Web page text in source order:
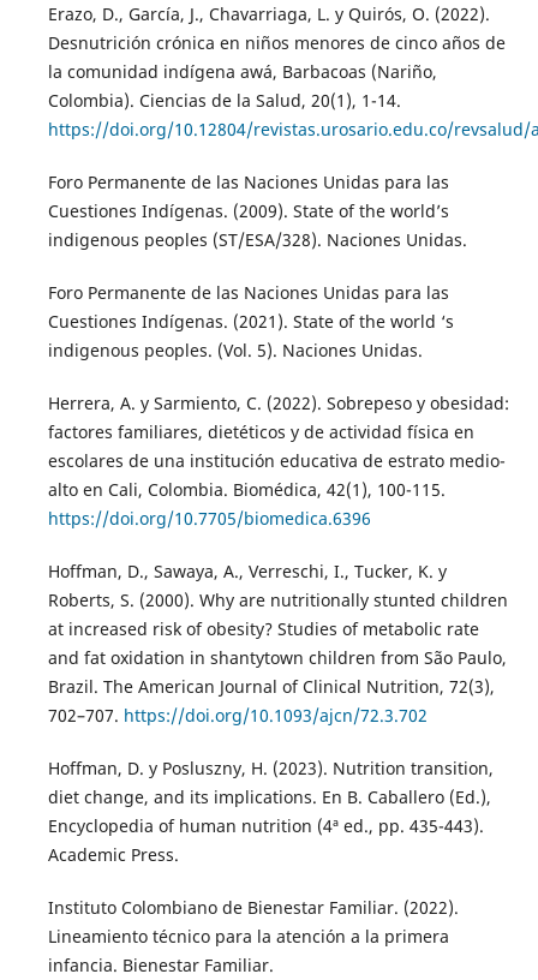
Erazo, D., García, J., Chavarriaga, L. y Quirós, O. (2022).
Desnutrición crónica en niños menores de cinco años de
la comunidad indígena awá, Barbacoas (Nariño,
Colombia). Ciencias de la Salud, 20(1), 1-14.
https://doi.org/10.12804/revistas.urosario.edu.co/revsalud/
Foro Permanente de las Naciones Unidas para las
Cuestiones Indígenas. (2009). State of the world’s
indigenous peoples (ST/ESA/328). Naciones Unidas.
Foro Permanente de las Naciones Unidas para las
Cuestiones Indígenas. (2021). State of the world ‘s
indigenous peoples. (Vol. 5). Naciones Unidas.
Herrera, A. y Sarmiento, C. (2022). Sobrepeso y obesidad:
factores familiares, dietéticos y de actividad física en
escolares de una institución educativa de estrato medio-
alto en Cali, Colombia. Biomédica, 42(1), 100-115.
https://doi.org/10.7705/biomedica.6396
Hoffman, D., Sawaya, A., Verreschi, I., Tucker, K. y
Roberts, S. (2000). Why are nutritionally stunted children
at increased risk of obesity? Studies of metabolic rate
and fat oxidation in shantytown children from São Paulo,
Brazil. The American Journal of Clinical Nutrition, 72(3),
702–707. https://doi.org/10.1093/ajcn/72.3.702
Hoffman, D. y Posluszny, H. (2023). Nutrition transition,
diet change, and its implications. En B. Caballero (Ed.),
Encyclopedia of human nutrition (4ª ed., pp. 435-443).
Academic Press.
Instituto Colombiano de Bienestar Familiar. (2022).
Lineamiento técnico para la atención a la primera
infancia. Bienestar Familiar.